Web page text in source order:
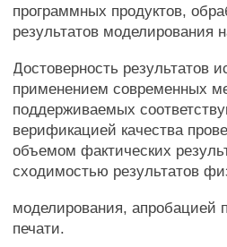
программных продуктов,
результатов моделирования
Достоверность результатов
применением современных
поддерживаемых
верификацией качества
объемом фактических
сходимостью результатов
моделирования, апробацией
печати.